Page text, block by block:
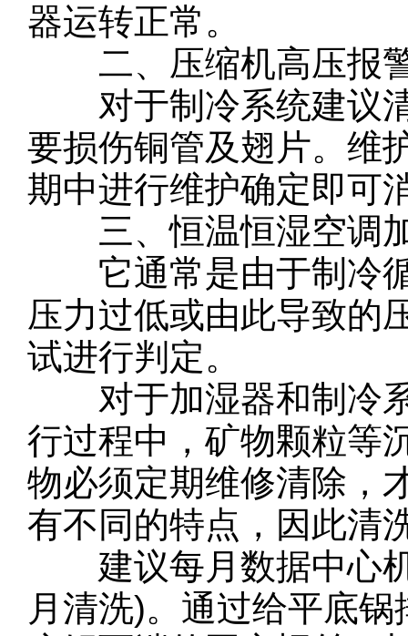
器运转正常。
二、压缩机高压报
对于制冷系统建议清
要损伤铜管及翅片。维
期中进行维护确定即可
三、恒温恒湿空调加
它通常是由于制冷循
压力过低或由此导致的
试进行判定。
对于加湿器和制冷系
行过程中，矿物颗粒等
物必须定期维修清除，
有不同的特点，因此清
建议每月数据中心机
月清洗)。通过给平底